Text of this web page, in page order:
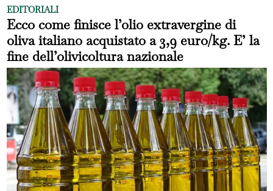
EDITORIALI
Ecco come finisce l’olio extravergine di
oliva italiano acquistato a 3,9 euro/kg. E’ la
fine dell’olivicoltura nazionale